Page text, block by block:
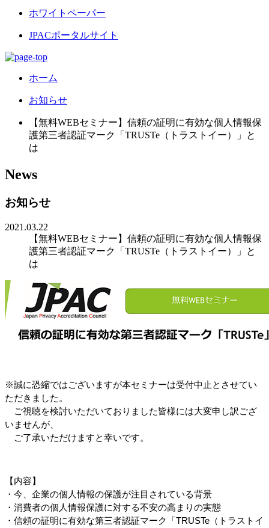
ホワイトペーパー
JPACポータルサイト
ホーム
お知らせ
【無料WEBセミナー】信頼の証明に有効な個人情報保
護第三者認証マーク「TRUSTe（トラストイー）」と
は
News
お知らせ
2021.03.22
【無料WEBセミナー】信頼の証明に有効な個人情報保
護第三者認証マーク「TRUSTe（トラストイー）」と
は
※誠に恐縮ではございますが本セミナーは受付中止とさせてい
ただきました。
ご視聴を検討いただいておりました皆様には大変申し訳ござ
いませんが、
ご了承いただけますと幸いです。
【内容】
・今、企業の個人情報の保護が注目されている背景
・消費者の個人情報保護に対する不安の高まりの実態
・信頼の証明に有効な第三者認証マーク「TRUSTe（トラストイ